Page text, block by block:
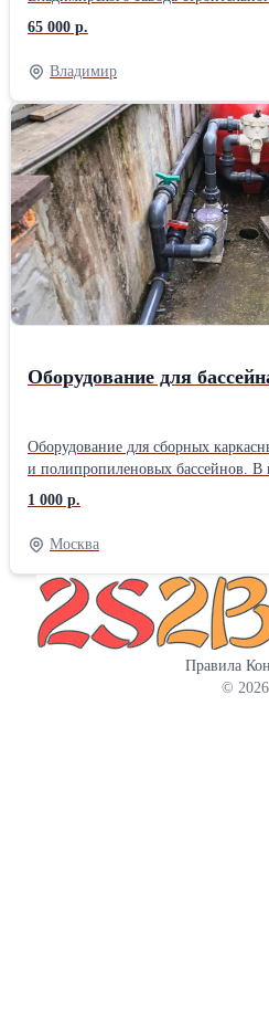
для полусухой стяжки, вес с
регулировка стойки по росту
механизм (путевой выключатель, а
пуском. Профессиональный
редуктор (не дешёвый
диски в наличии. Питание 220в,
лет для торговых сетей под
машины такого уровня стоят от 100т.р. В комплекте
гарантийный талон, фанерный ящик
ДУГА - М1 Привод -
полусухой стяжки Масса, кг - 40
1,1 Диаметр обрабатываемой
(605)мм Тип крепления диска - 4
Упаковка - Фанерно-деревянный
69х64х58см
65 000 р.
Владимир
Оборудование для
Оборудование для сборных
и полипропиленовых бассейнов. В наличии оборудование из
пластика и нержавеющей стали
производителей Aquaviva, Emaux,
Elecro, Pahlen, Fairland и многие др.: -
бассейны - Системы фильтрации (фильтры, насосы) - Чашковые
пакеты (внутренний лайнер) -
форсунка, донный слив, переливные
(роботы, полуавтоматические и ручные) -
(однотонная, с рисунком,
(теплообменники,
1 000 р.
Москва
Правила
© 2026